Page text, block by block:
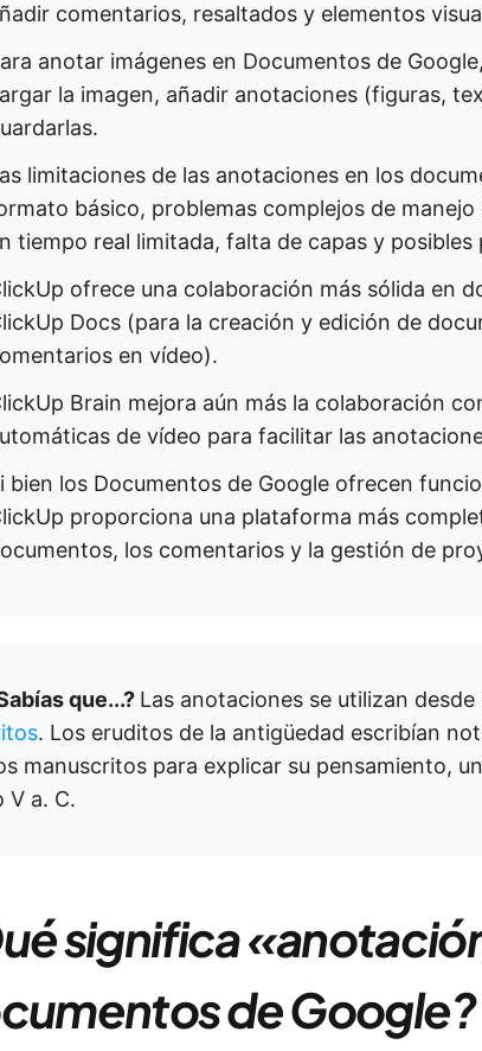
comentarios, resaltados y elementos
anotar imágenes en Documentos de
la imagen, añadir anotaciones (figuras,
limitaciones de las anotaciones en los
básico, problemas complejos de
tiempo real limitada, falta de capas y
ofrece una colaboración más sólida en
Docs (para la creación y edición de
en vídeo).
Brain mejora aún más la colaboración
de vídeo para facilitar las
bien los Documentos de Google ofrecen
proporciona una plataforma más
los comentarios y la gestión de
que...? Las anotaciones se utilizan desde
. Los eruditos de la antigüedad escribían
manuscritos para explicar su pensamiento,
V a. C.
significa
de Google?